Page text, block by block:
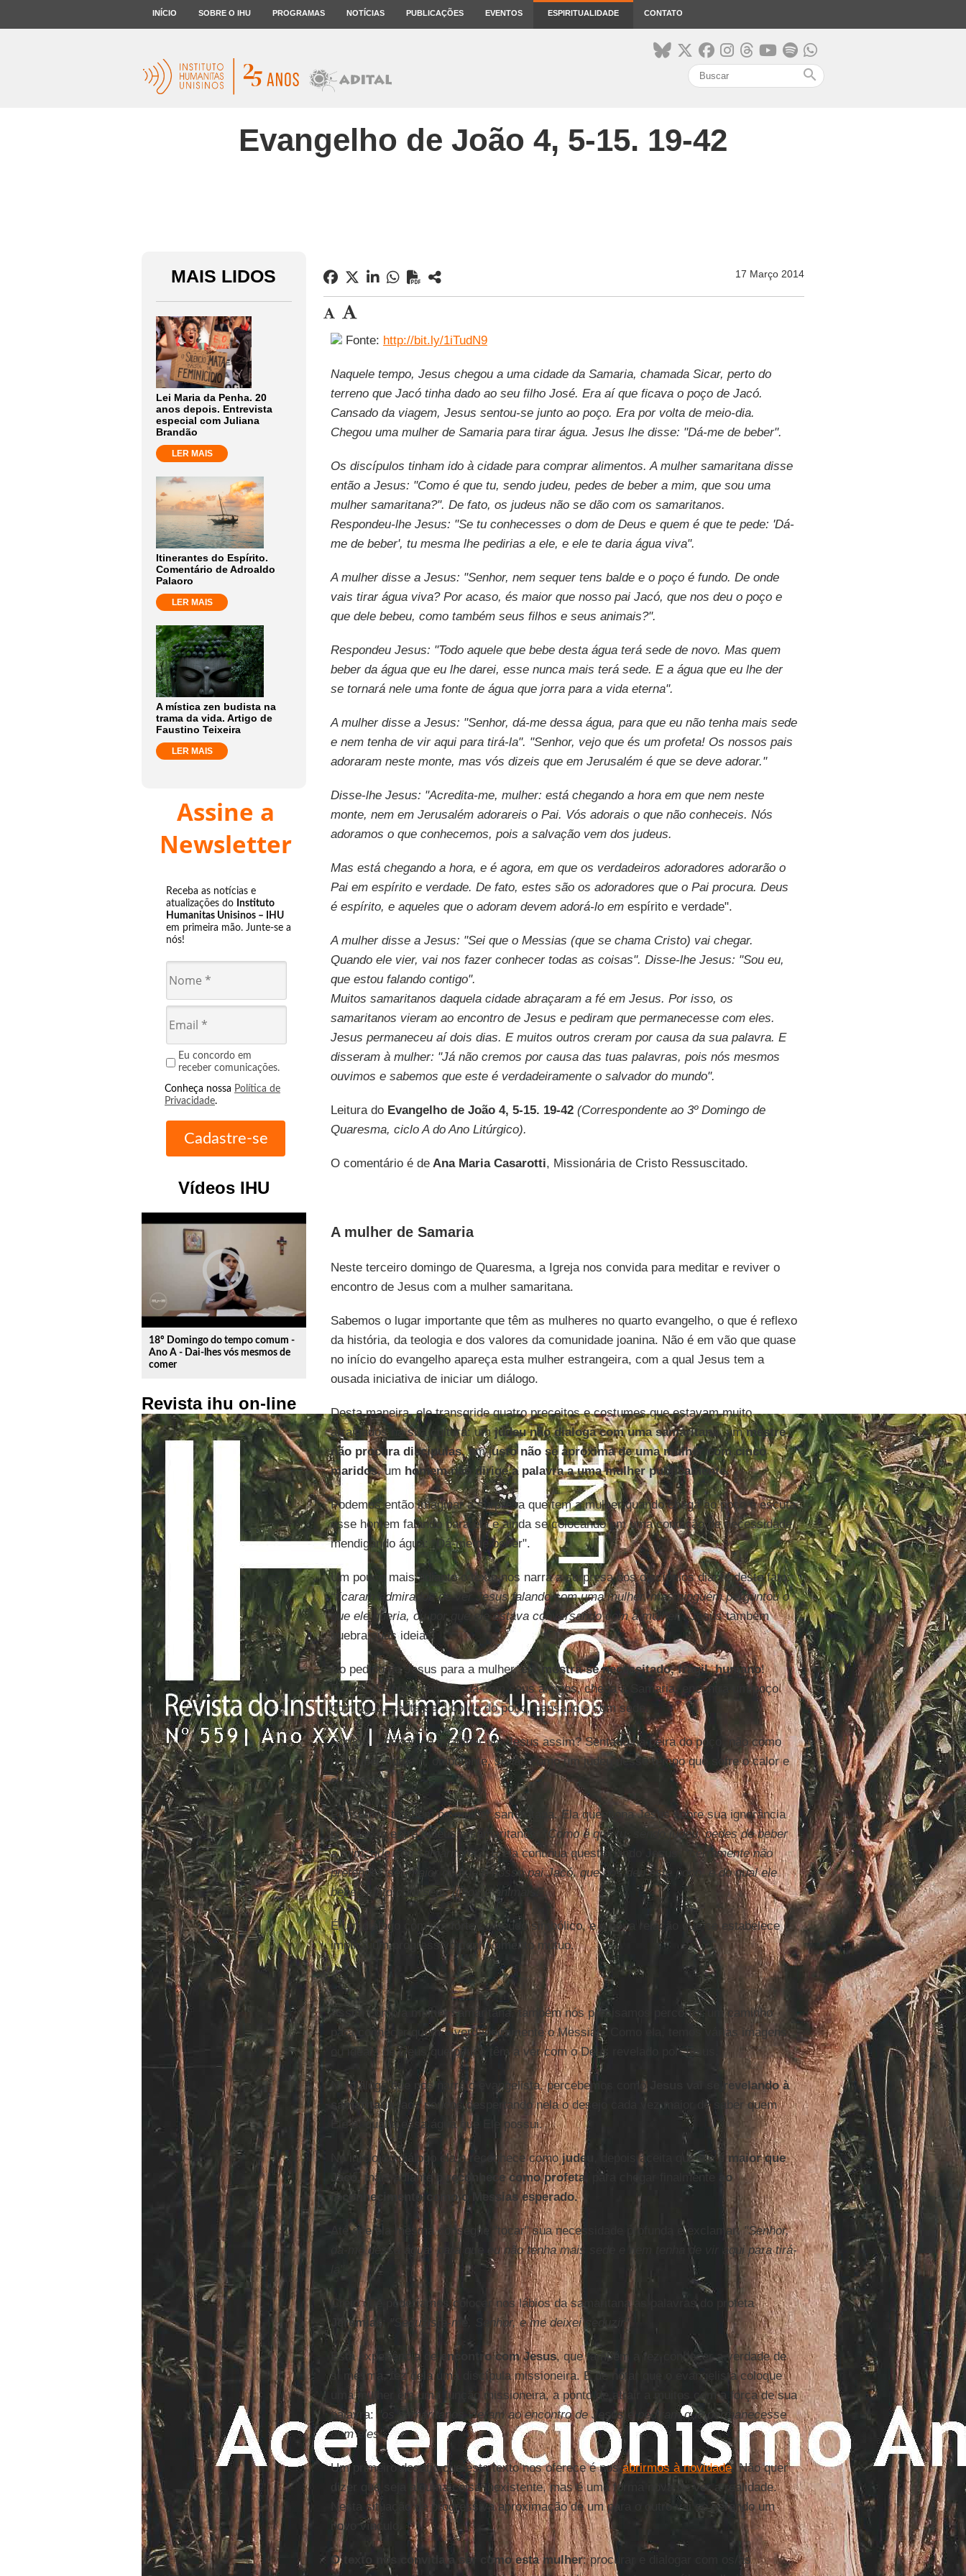
INÍCIO SOBRE O IHU PROGRAMAS NOTÍCIAS PUBLICAÇÕES EVENTOS ESPIRITUALIDADE CONTATO
search
Evangelho de João 4, 5-15. 19-42
MAIS LIDOS
Lei Maria da Penha. 20
anos depois. Entrevista
especial com Juliana
Brandão
LER MAIS
Itinerantes do Espírito.
Comentário de Adroaldo
Palaoro
LER MAIS
A mística zen budista na
trama da vida. Artigo de
Faustino Teixeira
LER MAIS
Assine a
Newsletter
Receba as notícias e
atualizações do Instituto
Humanitas Unisinos – IHU
em primeira mão. Junte-se a
nós!
Eu concordo em
receber comunicações.
Conheça nossa Política de
Privacidade.
Vídeos IHU
play_circle_outline
18º Domingo do tempo comum -
Ano A - Dai-lhes vós mesmos de
comer
Revista ihu on-line
17 Março 2014
Fonte: http://bit.ly/1iTudN9
Naquele tempo, Jesus chegou a uma cidade da Samaria, chamada Sicar, perto do
terreno que Jacó tinha dado ao seu filho José. Era aí que ficava o poço de Jacó.
Cansado da viagem, Jesus sentou-se junto ao poço. Era por volta de meio-dia.
Chegou uma mulher de Samaria para tirar água. Jesus lhe disse: "Dá-me de beber".
Os discípulos tinham ido à cidade para comprar alimentos. A mulher samaritana disse
então a Jesus: "Como é que tu, sendo judeu, pedes de beber a mim, que sou uma
mulher samaritana?". De fato, os judeus não se dão com os samaritanos.
Respondeu-lhe Jesus: "Se tu conhecesses o dom de Deus e quem é que te pede: 'Dá-
me de beber', tu mesma lhe pedirias a ele, e ele te daria água viva".
A mulher disse a Jesus: "Senhor, nem sequer tens balde e o poço é fundo. De onde
vais tirar água viva? Por acaso, és maior que nosso pai Jacó, que nos deu o poço e
que dele bebeu, como também seus filhos e seus animais?".
Respondeu Jesus: "Todo aquele que bebe desta água terá sede de novo. Mas quem
beber da água que eu lhe darei, esse nunca mais terá sede. E a água que eu lhe der
se tornará nele uma fonte de água que jorra para a vida eterna".
A mulher disse a Jesus: "Senhor, dá-me dessa água, para que eu não tenha mais sede
e nem tenha de vir aqui para tirá-la". "Senhor, vejo que és um profeta! Os nossos pais
adoraram neste monte, mas vós dizeis que em Jerusalém é que se deve adorar."
Disse-lhe Jesus: "Acredita-me, mulher: está chegando a hora em que nem neste
monte, nem em Jerusalém adorareis o Pai. Vós adorais o que não conheceis. Nós
adoramos o que conhecemos, pois a salvação vem dos judeus.
Mas está chegando a hora, e é agora, em que os verdadeiros adoradores adorarão o
Pai em espírito e verdade. De fato, estes são os adoradores que o Pai procura. Deus
é espírito, e aqueles que o adoram devem adorá-lo emespírito e verdade".
A mulher disse a Jesus: "Sei que o Messias (que se chama Cristo) vai chegar.
Quando ele vier, vai nos fazer conhecer todas as coisas". Disse-lhe Jesus: "Sou eu,
que estou falando contigo".
Muitos samaritanos daquela cidade abraçaram a fé em Jesus. Por isso, os
samaritanos vieram ao encontro de Jesus e pediram que permanecesse com eles.
Jesus permaneceu aí dois dias. E muitos outros creram por causa da sua palavra. E
disseram à mulher: "Já não cremos por causa das tuas palavras, pois nós mesmos
ouvimos e sabemos que este é verdadeiramente o salvador do mundo".
Leitura do Evangelho de João 4, 5-15. 19-42(Correspondente ao 3º Domingo de
Quaresma, ciclo A do Ano Litúrgico).
O comentário é deAna Maria Casarotti, Missionária de Cristo Ressuscitado.
A mulher de Samaria
Neste terceiro domingo de Quaresma, a Igreja nos convida para meditar e reviver o
encontro de Jesus com a mulher samaritana.
Sabemos o lugar importante que têm as mulheres no quarto evangelho, o que é reflexo
da história, da teologia e dos valores da comunidade joanina. Não é em vão que quase
no início do evangelho apareça esta mulher estrangeira, com a qual Jesus tem a
ousada iniciativa de iniciar um diálogo.
Desta maneira, ele transgride quatro preceitos e costumes que estavam muito
arraigados na sua cultura: umjudeu não dialoga com uma samaritana, ummestre
não procura discípulas,um justo não se aproxima de uma mulher com cinco
maridos, um homem não dirige a palavra a uma mulher publicamente.
Podemos então imaginar a surpresa que tem a mulher quando chega ao poço e escuta
esse homem falando para ela e ainda se colocando em uma condição de necessidade,
mendigando água: "Dá-me de beber".
Um pouco mais adiante o texto nos narra a surpresa dos discípulos diante deste fato:
“ficaram admirados de ver Jesus falando com uma mulher, mas ninguém perguntou o
que ele queria, ou por que ele estava conversando com a mulher”. Jesus também
quebra suas ideias!
No pedido de Jesus para a mulher,ele mostra-se necessitado, frágil, humano!
Depois da longa caminhada com seus amigos, chega a Samaria, encontra um poço
com água, senta-se à borda do poço, cansado e com sede.
Somos capazes de imaginar um Jesus assim? Sentado na beira do poço, não como
um super-homem, onipotente, senão como um judeu desse tempo que sofre o calor e
o cansaço.
Pensemos também na mulher samaritana. Ela questiona Jesus sobre sua ignorância
na relação entre judeus e samaritanos:
“Como é que tu, sendo judeu, pedes de beber
a mim, que sou samaritana?”E ela continua questionando Jesus: “
certamente não
pretendes ser maior do que o nosso pai Jacó, que nos deu este poço, e do qual ele
bebeu junto com seus filhos e animais!”.
É um diálogo com um forte conteúdo simbólico, e a nova relação que se estabelece
implica um progressivo conhecimento mútuo.
Assim como a mulher samaritana, também nós precisamos percorrer um caminho
para conhecer quem é verdadeiramente o Messias. Como ela, temos várias imagens
ou ideais de Deus que pouco têm a ver com o Deus revelado por Jesus.
No diálogo que nos narra o evangelista, percebemos como
Jesus vai se revelando à
samaritana , aos poucos despertando nela o desejo cada vez maior de saber quem
Ele é, qual é essa água que Ele possui.
No início do diálogo ela o reconhece comojudeu , depois aceita que ele é maior que
Jacó,
mais adiante o reconhece como profeta, para chegar finalmente
ao
reconhecimento como o Messias esperado.
Até que ela mesma consegue "tocar" sua necessidade profunda e exclamar:"Senhor,
dá-me dessa água, para que eu não tenha mais sede e nem tenha de vir aqui para tirá-
Creio que poderíamos colocar nos lábios da samaritana as palavras do profeta
Jeremias
"Seduziste-me, Senhor, e me deixei seduzir".
Esta experiência de encontro com Jesus, que também a fez conhecer a verdade de
si mesma, fez dela uma discípula missioneira. É de notar que o evangelista coloque
uma mulher em uma função missioneira, a ponto de atrair a muitos com a força de sua
palavra:"os samaritanos vieram ao encontro de Jesus e pediram que permanecesse
com eles".
Um primeiro desafio que este texto nos oferece é nosabrirmos à novidade. Não quer
dizer que seja alguma coisa inexistente, mas é uma forma nova de ver a realidade.
Nesta situação de progressiva aproximação de um para o outro vai se gerando um
novo vínculo.
O texto nos convida a ser como esta mulher: procurar e dialogar com os/as